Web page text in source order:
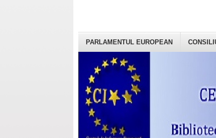
PARLAMENTUL EUROPEAN